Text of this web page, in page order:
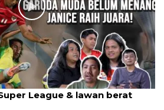
League & lawan berat